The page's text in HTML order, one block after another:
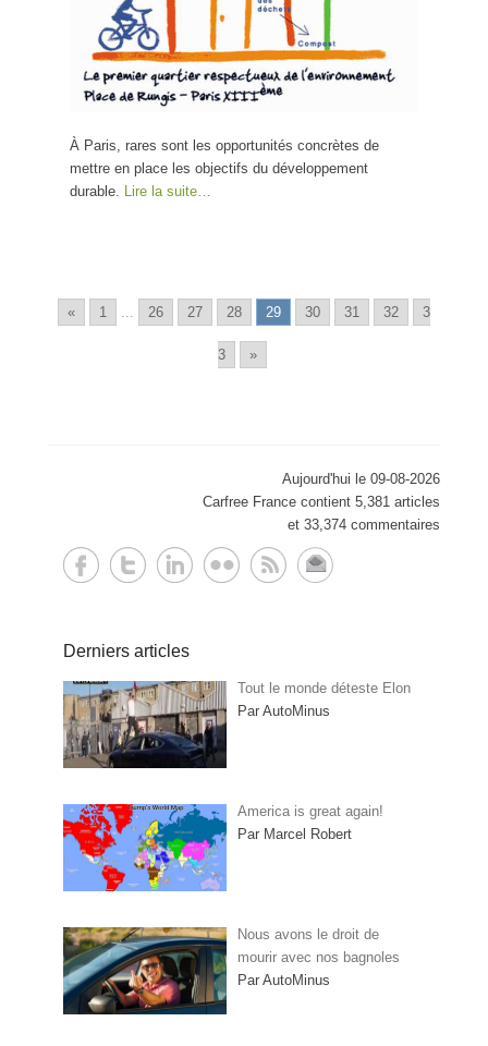
À Paris, rares sont les opportunités concrètes de
mettre en place les objectifs du développement
durable.
Lire la suite…
« 1 26 27 28 29 30 31 32 3
3 »
Aujourd'hui le 09-08-2026
Carfree France contient 5,381 articles
et 33,374 commentaires
Derniers articles
Tout le monde déteste Elon
Par AutoMinus
America is great again!
Par Marcel Robert
Nous avons le droit de
mourir avec nos bagnoles
Par AutoMinus